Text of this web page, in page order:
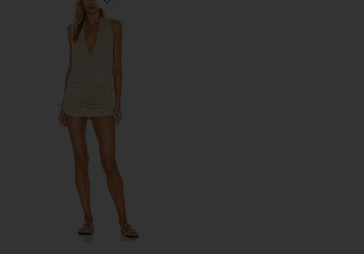
Favorite VESTIDO COSITA BUENA